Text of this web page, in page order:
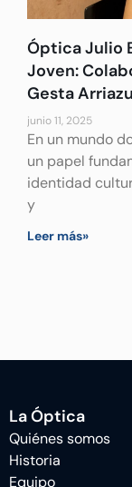
Óptica Julio
Joven:
Gesta
junio 11, 2025
En un mundo
un papel
identidad
y
Leer más»
La Óptica
Quiénes somos
Historia
Equipo